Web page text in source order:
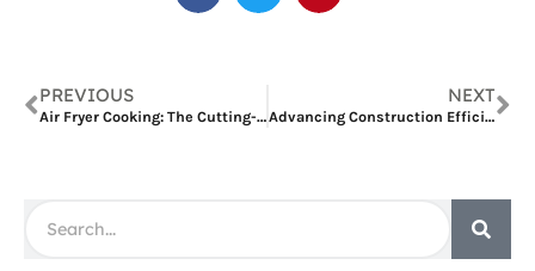
PREVIOUS
Air Fryer Cooking: The Cutting-edge Technology Revolutionizing Korean Cuisine
NEXT
Advancing Construction Efficiency with GETO’s Aluminium Formwork Construction